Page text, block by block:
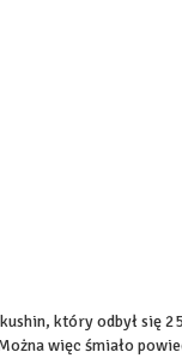
który odbył się
więc śmiało